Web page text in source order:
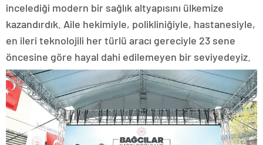
incelediği modern bir sağlık altyapısını ülkemize
kazandırdık. Aile hekimiyle, polikliniğiyle, hastanesiyle,
en ileri teknolojili her türlü aracı gereciyle 23 sene
öncesine göre hayal dahi edilemeyen bir seviyedeyiz.